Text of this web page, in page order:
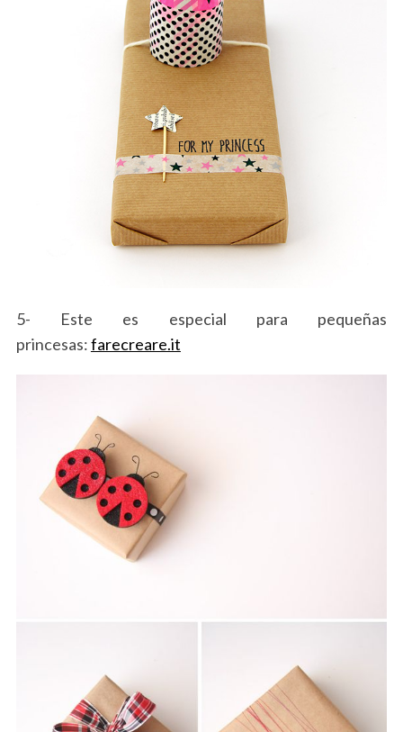
5- Este es especial para pequeñas
princesas:farecreare.it